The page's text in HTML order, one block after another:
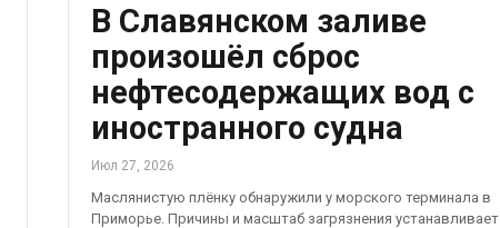
В Славянском заливе
произошёл сброс
нефтесодержащих вод с
иностранного судна
Июл 27, 2026
Маслянистую плёнку обнаружили у морского терминала в
Приморье. Причины и масштаб загрязнения устанавливает